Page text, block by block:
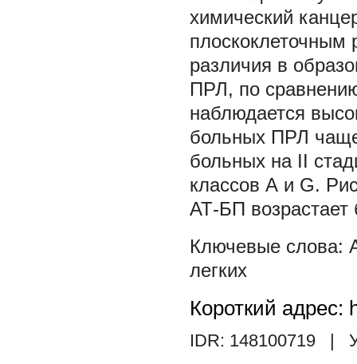
химический
плоскоклеточным
различия в
ПРЛ, по
наблюдается
больных ПРЛ
больных на II
классов А и G.
АТ-БП возрастает
легких
Короткий адрес:
IDR: 148100719 |